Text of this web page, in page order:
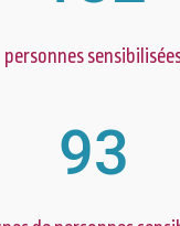
personnes
93